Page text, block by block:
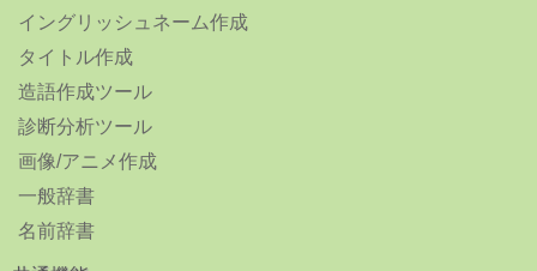
イングリッシュネーム作成
タイトル作成
造語作成ツール
診断分析ツール
画像/アニメ作成
一般辞書
名前辞書